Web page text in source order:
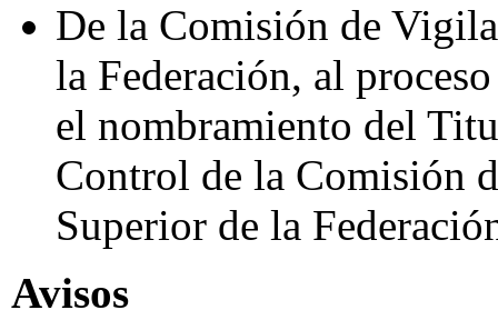
De la Comisión de
la Federación, al
el nombramiento del
Control de la Comisión
Superior de la
Avisos